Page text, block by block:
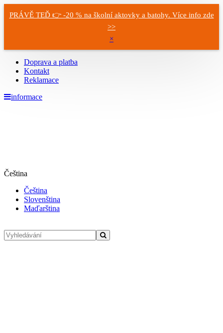
PRÁVĚ TEĎ 👉 -20 % na školní aktovky a batohy. Více info zde
>>
×
Doprava a platba
Kontakt
Reklamace
informace
Čeština
Čeština
Slovenština
Maďarština